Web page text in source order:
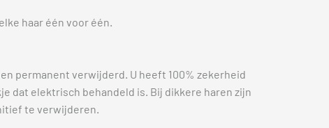
haar één voor één.
permanent verwijderd. U heeft 100% zekerheid
dat elektrisch behandeld is. Bij dikkere haren zijn
te verwijderen.